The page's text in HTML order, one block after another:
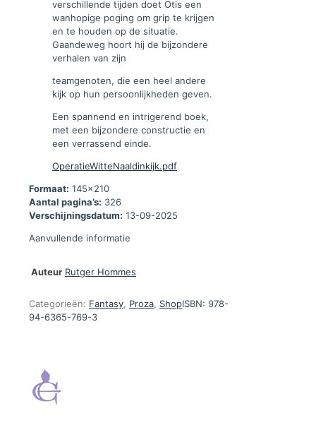
verschillende tijden doet Otis een
wanhopige poging om grip te krijgen
en te houden op de situatie.
Gaandeweg hoort hij de bijzondere
verhalen van zijn
teamgenoten, die een heel andere
kijk op hun persoonlijkheden geven.
Een spannend en intrigerend boek,
met een bijzondere constructie en
een verrassend einde.
OperatieWitteNaaldinkijk.pdf
Formaat: 145x210
Aantal pagina’s: 326
Verschijningsdatum: 13-09-2025
Aanvullende informatie
Auteur Rutger Hommes
Categorieën: Fantasy Proza ShopISBN: 978-
94-6365-769-3